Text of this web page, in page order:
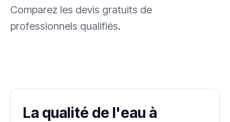
Comparez les devis gratuits de
professionnels qualifiés.
La qualité de l'eau à